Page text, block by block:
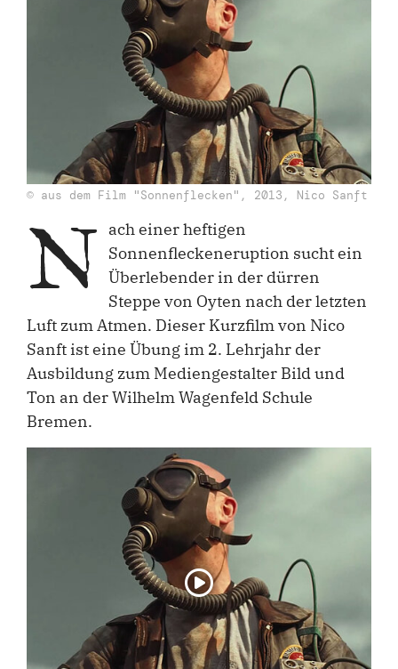
© aus dem Film "Sonnenflecken", 2013, Nico Sanft
N
ach einer heftigen
Sonnenfleckeneruption sucht ein
Überlebender in der dürren
Steppe von Oyten nach der letzten
Luft zum Atmen. Dieser Kurzfilm von Nico
Sanft ist eine Übung im 2. Lehrjahr der
Ausbildung zum Mediengestalter Bild und
Ton an der Wilhelm Wagenfeld Schule
Bremen.